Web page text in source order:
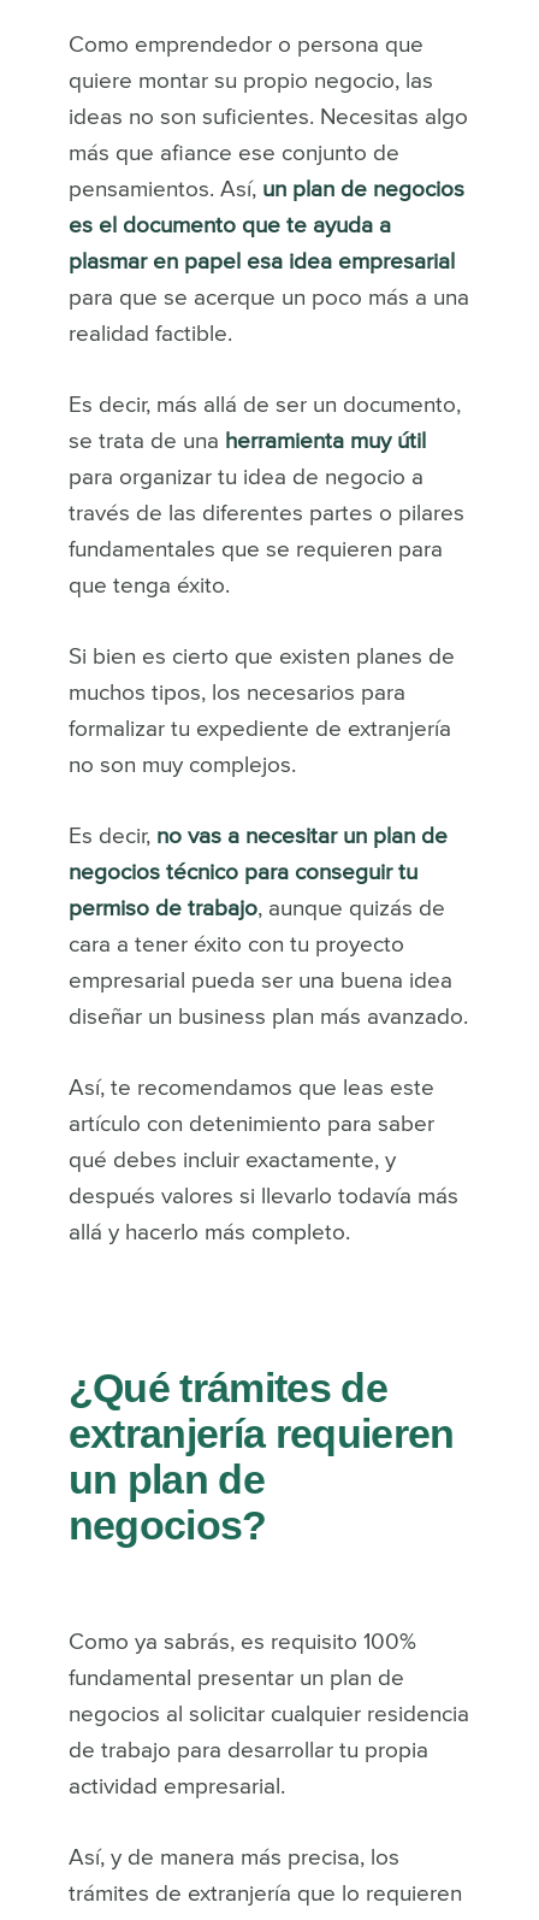
Como emprendedor o persona que
quiere montar su propio negocio, las
ideas no son suficientes. Necesitas algo
más que afiance ese conjunto de
pensamientos. Así, un plan de negocios
es el documento que te ayuda a
plasmar en papel esa idea empresarial
para que se acerque un poco más a una
realidad factible.
Es decir, más allá de ser un documento,
se trata de una herramienta muy útil
para organizar tu idea de negocio a
través de las diferentes partes o pilares
fundamentales que se requieren para
que tenga éxito.
Si bien es cierto que existen planes de
muchos tipos, los necesarios para
formalizar tu expediente de extranjería
no son muy complejos.
Es decir, no vas a necesitar un plan de
negocios técnico para conseguir tu
permiso de trabajo, aunque quizás de
cara a tener éxito con tu proyecto
empresarial pueda ser una buena idea
diseñar un business plan más avanzado.
Así, te recomendamos que leas este
artículo con detenimiento para saber
qué debes incluir exactamente, y
después valores si llevarlo todavía más
allá y hacerlo más completo.
¿Qué trámites de
extranjería requieren
un plan de
negocios?
Como ya sabrás, es requisito 100%
fundamental presentar un plan de
negocios al solicitar cualquier residencia
de trabajo para desarrollar tu propia
actividad empresarial.
Así, y de manera más precisa, los
trámites de extranjería que lo requieren